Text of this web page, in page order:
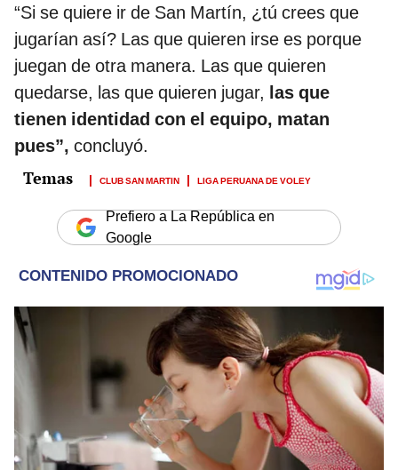
“Si se quiere ir de San Martín, ¿tú crees que
jugarían así? Las que quieren irse es porque
juegan de otra manera. Las que quieren
quedarse, las que quieren jugar, las que
tienen identidad con el equipo, matan
pues”, concluyó.
CLUB SAN MARTIN LIGA PERUANA DE VOLEY
Prefiero a La República en
Google